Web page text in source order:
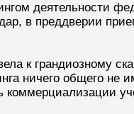
деятельности
в преддверии
к грандиозному
ничего общего не
коммерциализации